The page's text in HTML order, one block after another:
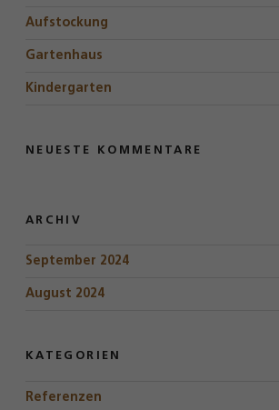
Aufstockung
Gartenhaus
Kindergarten
NEUESTE KOMMENTARE
ARCHIV
September 2024
August 2024
KATEGORIEN
Referenzen